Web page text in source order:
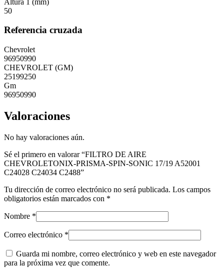
50
Referencia cruzada
Chevrolet
96950990
CHEVROLET (GM)
25199250
Gm
96950990
Valoraciones
No hay valoraciones aún.
Sé el primero en valorar “FILTRO DE AIRE
CHEVROLETONIX-PRISMA-SPIN-SONIC 17/19 A52001
C24028 C24034 C2488”
Tu dirección de correo electrónico no será publicada. Los campos
obligatorios están marcados con *
Nombre *
Correo electrónico *
Guarda mi nombre, correo electrónico y web en este navegador
para la próxima vez que comente.